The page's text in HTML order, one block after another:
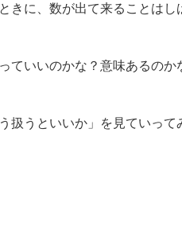
きに、数が出て来ることはし
ていいのかな？意味あるのか
扱うといいか」を見ていって